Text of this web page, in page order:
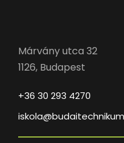
Márvány utca 32
1126, Budapest
+36 30 293 4270